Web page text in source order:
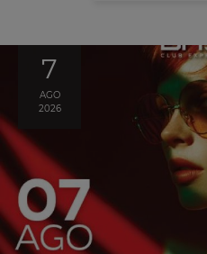
7
AGO
2026